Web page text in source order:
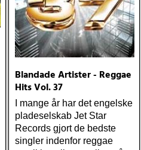
Blandade Artister - Reggae
Hits Vol. 37
I mange år har det engelske
pladeselskab Jet Star
Records gjort de bedste
singler indenfor reggae